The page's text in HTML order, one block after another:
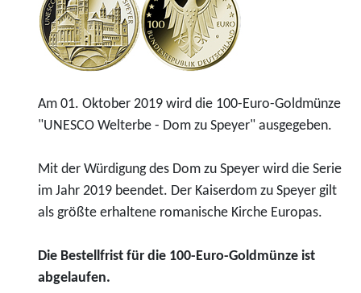
Am 01. Oktober 2019 wird die 100-Euro-Goldmünze
"UNESCO Welterbe - Dom zu Speyer" ausgegeben.
Mit der Würdigung des Dom zu Speyer wird die Serie
im Jahr 2019 beendet. Der Kaiserdom zu Speyer gilt
als größte erhaltene romanische Kirche Europas.
Die Bestellfrist für die 100-Euro-Goldmünze ist
abgelaufen.